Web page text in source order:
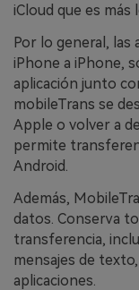
iCloud que es
Por lo general, las
iPhone a iPhone,
aplicación junto
mobileTrans se
Apple o volver a
permite
Android.
Además,
datos. Conserva
transferencia,
mensajes de
aplicaciones.